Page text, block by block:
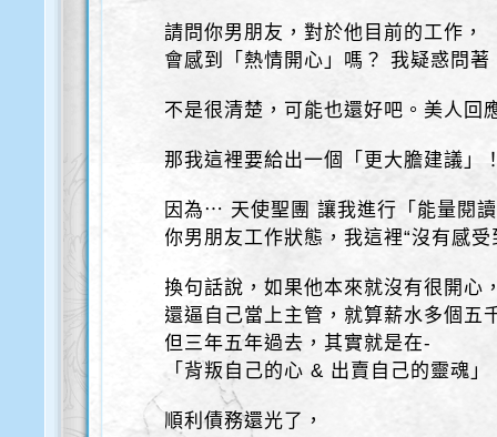
請問你男朋友，對於他目前的工作，
會感到「熱情開心」嗎？ 我疑惑問著
不是很清楚，可能也還好吧。美人回
那我這裡要給出一個「更大膽建議」
因為⋯ 天使聖團 讓我進行「能量閱
你男朋友工作狀態，我這裡“沒有感
換句話說，如果他本來就沒有很開心
還逼自己當上主管，就算薪水多個五
但三年五年過去，其實就是在-
「背叛自己的心 & 出賣自己的靈魂」
順利債務還光了，